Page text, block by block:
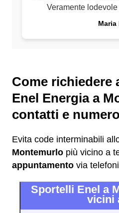
Veramente lodevole
Maria
Come richiedere
Enel Energia a
contatti e
Evita code interminabili
Montemurlo più vicino a
appuntamento via
Sportelli Enel a
vicini